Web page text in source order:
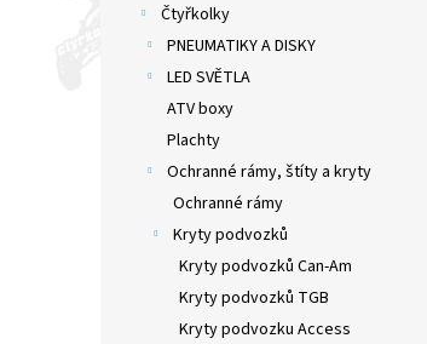
Čtyřkolky
PNEUMATIKY A DISKY
LED SVĚTLA
ATV boxy
Plachty
Ochranné rámy, štíty a kryty
Ochranné rámy
Kryty podvozků
Kryty podvozků Can-Am
Kryty podvozků TGB
Kryty podvozku Access